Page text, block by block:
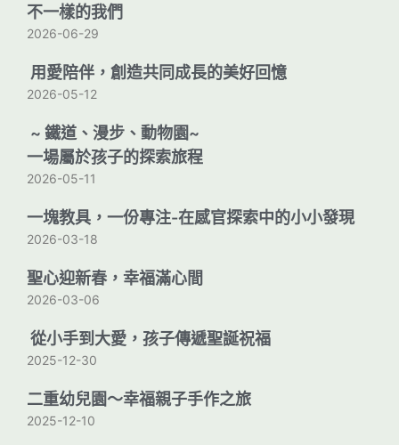
不一樣的我們
2026-06-29
用愛陪伴，創造共同成長的美好回憶
2026-05-12
~ 鐵道、漫步、動物園~
一場屬於孩子的探索旅程
2026-05-11
一塊教具，一份專注-在感官探索中的小小發現
2026-03-18
聖心迎新春，幸福滿心間
2026-03-06
從小手到大愛，孩子傳遞聖誕祝福
2025-12-30
二重幼兒園〜幸福親子手作之旅
2025-12-10